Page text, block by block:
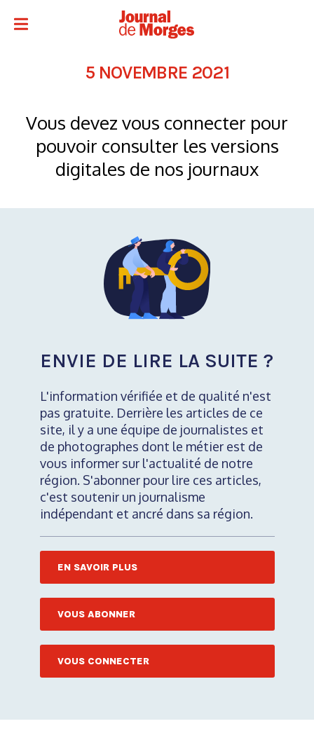
5 NOVEMBRE 2021
Vous devez vous connecter pour
pouvoir consulter les versions
digitales de nos journaux
ENVIE DE LIRE LA SUITE ?
L'information vérifiée et de qualité n'est
pas gratuite. Derrière les articles de ce
site, il y a une équipe de journalistes et
de photographes dont le métier est de
vous informer sur l'actualité de notre
région. S'abonner pour lire ces articles,
c'est soutenir un journalisme
indépendant et ancré dans sa région.
EN SAVOIR PLUS
VOUS ABONNER
VOUS CONNECTER